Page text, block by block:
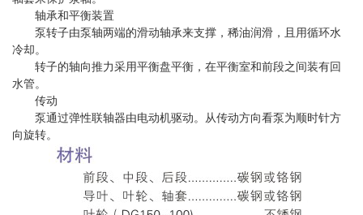
轴承和平衡装置
泵转子由泵轴两端的滑动轴承来支撑，稀油润滑，且用循环水
冷却。
转子的轴向推力采用平衡盘平衡，在平衡室和前段之间装有回
水管。
传动
泵通过弹性联轴器由电动机驱动。从传动方向看泵为顺时针方
向旋转。